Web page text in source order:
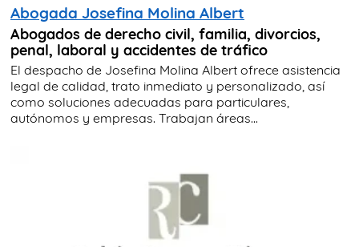
Abogada Josefina Molina Albert
Abogados de derecho civil, familia, divorcios,
penal, laboral y accidentes de tráfico
El despacho de Josefina Molina Albert ofrece asistencia
legal de calidad, trato inmediato y personalizado, así
como soluciones adecuadas para particulares,
autónomos y empresas. Trabajan áreas...